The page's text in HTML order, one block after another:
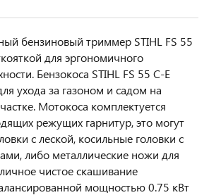
бензиновый триммер STIHL FS 55
для эргономичного
Бензокоса STIHL FS 55 C-E
ухода за газоном и садом на
Мотокоса комплектуется
режущих гарнитур, это могут
с леской, косильные головки с
либо металлические ножи для
чистое скашивание
мощностью 0.75 кВт